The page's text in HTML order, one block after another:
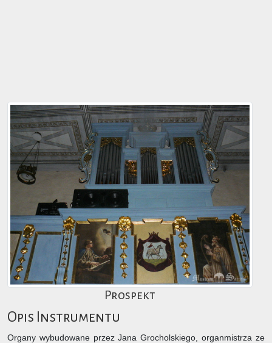
Prospekt
Opis Instrumentu
Organy wybudowane przez Jana Grocholskiego, organmistrza ze